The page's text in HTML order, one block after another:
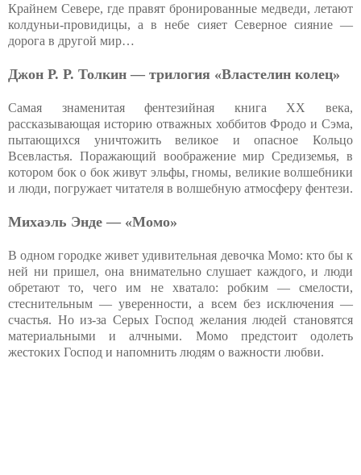
Крайнем Севере, где правят бронированные медведи, летают
колдуньи-провидицы, а в небе сияет Северное сияние —
дорога в другой мир…
Джон Р. Р. Толкин — трилогия «Властелин колец»
Самая знаменитая фентезийная книга XX века,
рассказывающая историю отважных хоббитов Фродо и Сэма,
пытающихся уничтожить великое и опасное Кольцо
Всевластья. Поражающий воображение мир Средиземья, в
котором бок о бок живут эльфы, гномы, великие волшебники
и люди, погружает читателя в волшебную атмосферу фентези.
Михаэль Энде — «Момо»
В одном городке живет удивительная девочка Момо: кто бы к
ней ни пришел, она внимательно слушает каждого, и люди
обретают то, чего им не хватало: робким — смелости,
стеснительным — уверенности, а всем без исключения —
счастья. Но из-за Серых Господ желания людей становятся
материальными и алчными. Момо предстоит одолеть
жестоких Господ и напомнить людям о важности любви.